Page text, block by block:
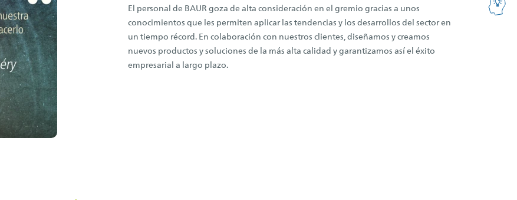
El personal de BAUR goza de alta consideración en el gremio gracias a unos
conocimientos que les permiten aplicar las tendencias y los desarrollos del sector en
un tiempo récord. En colaboración con nuestros clientes, diseñamos y creamos
nuevos productos y soluciones de la más alta calidad y garantizamos así el éxito
empresarial a largo plazo.